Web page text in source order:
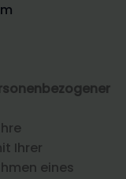
Ihrer
eines